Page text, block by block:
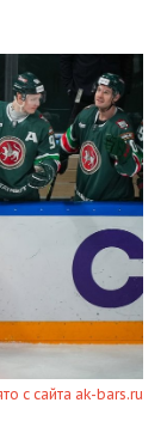
с сайта ak-bars.ru